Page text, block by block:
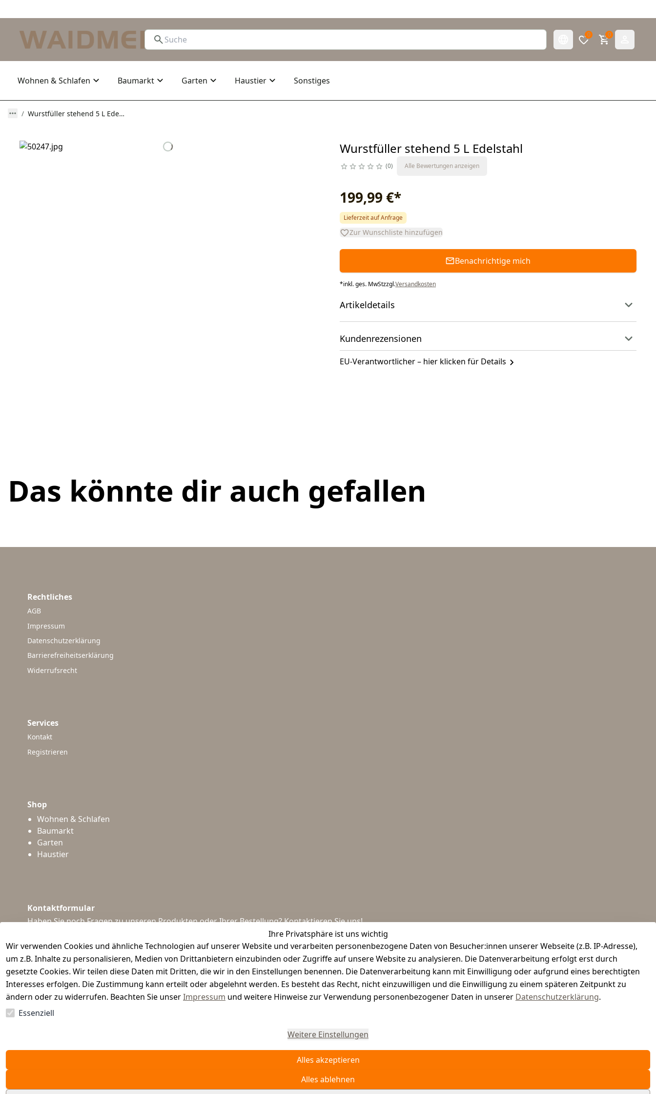
0 0
Wohnen & Schlafen Baumarkt Garten Haustier Sonstiges
Wurstfüller stehend 5 L Edelstahl
Wurstfüller stehend 5 L Edelstahl
0 Alle Bewertungen anzeigen
199,99 €*
Lieferzeit auf Anfrage
Zur Wunschliste hinzufügen
Benachrichtige mich
*inkl. ges. MwStzzgl.Versandkosten
Artikeldetails
Kundenrezensionen
EU-Verantwortlicher – hier klicken für Details
Das könnte dir auch gefallen
Ihre Privatsphäre ist uns wichtig
Wir verwenden Cookies und ähnliche Technologien auf unserer Website und verarbeiten personenbezogene Daten von Besucher:innen unserer Webseite (z.B. IP-Adresse),
um z.B. Inhalte zu personalisieren, Medien von Drittanbietern einzubinden oder Zugriffe auf unsere Website zu analysieren. Die Datenverarbeitung erfolgt erst durch
gesetzte Cookies. Wir teilen diese Daten mit Dritten, die wir in den Einstellungen benennen. Die Datenverarbeitung kann mit Einwilligung oder aufgrund eines berechtigten
Interesses erfolgen. Die Zustimmung kann erteilt oder abgelehnt werden. Es besteht das Recht, nicht einzuwilligen und die Einwilligung zu einem späteren Zeitpunkt zu
ändern oder zu widerrufen. Beachten Sie unserImpressum und weitere Hinweise zur Verwendung personenbezogener Daten in unserer Datenschutzerklärung.
Essenziell
Weitere Einstellungen
Alles akzeptieren
Alles ablehnen
Rechtliches
AGB
Impressum
Datenschutzerklärung
Barrierefreiheitserklärung
Widerrufsrecht
Services
Kontakt
Registrieren
Shop
Wohnen & Schlafen
Baumarkt
Garten
Haustier
Kontaktformular
Haben Sie noch Fragen zu unseren Produkten oder Ihrer Bestellung? Kontaktieren Sie uns!
support@waidmeister.de